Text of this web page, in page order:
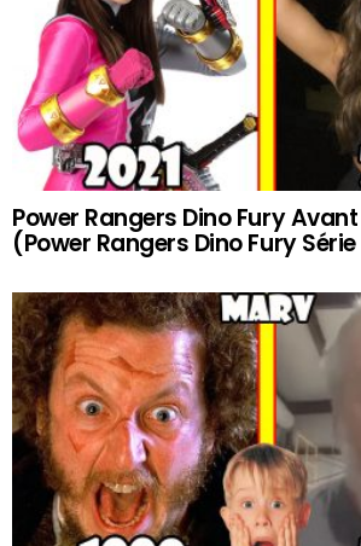
Power Rangers Dino Fury
(Power Rangers Dino Fury